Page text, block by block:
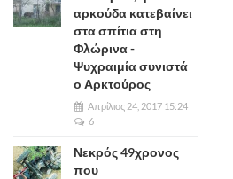
αρκούδα κατεβαίνει
στα σπίτια στη
Φλώρινα -
Ψυχραιμία συνιστά
ο Αρκτούρος
Απρίλιος 24, 2017 15:24
6
Νεκρός 49χρονος
που